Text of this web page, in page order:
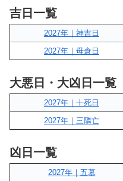
吉日一覧
2027年｜神吉日
2027年｜母倉日
大悪日・大凶日一覧
2027年｜十死日
2027年｜三隣亡
凶日一覧
2027年｜五墓